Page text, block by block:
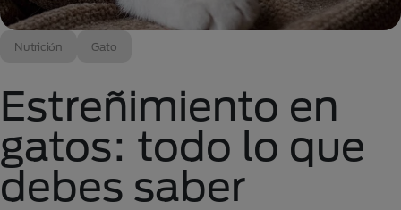
Nutrición Gato
Estreñimiento en
gatos: todo lo que
debes saber